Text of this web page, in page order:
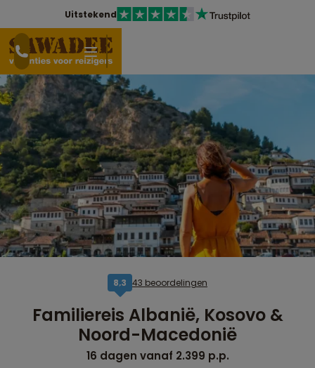
Uitstekend
8,3 43 beoordelingen
Familiereis Albanië, Kosovo &
Noord-Macedonië
16 dagen vanaf 2.399 p.p.